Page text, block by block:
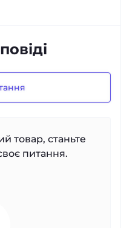
товар, станьте
питання.